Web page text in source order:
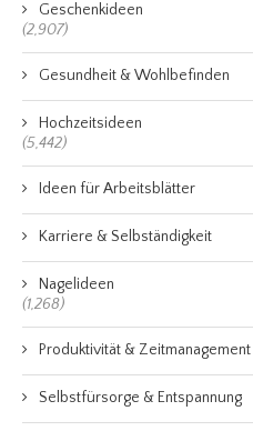
Geschenkideen
(2,907)
Gesundheit & Wohlbefinden
Hochzeitsideen
(5,442)
Ideen für Arbeitsblätter
Karriere & Selbständigkeit
Nagelideen
(1,268)
Produktivität & Zeitmanagement
Selbstfürsorge & Entspannung